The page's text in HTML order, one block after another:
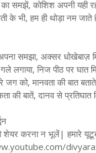
का समझें, कोशिश अपनी यही
के भी, हम ही थोड़ा नम जाते
समझा, अक्सर धोखेबाज़
लगाया, निज पीठ पर घात
जग को, मानवता की बात
की बातें, दानव से प्रतिघात
शेयर करना न भूलें| हमारे